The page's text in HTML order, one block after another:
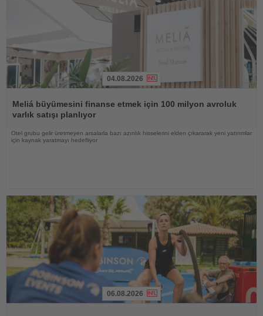
Oku
04.08.2026
Meliá büyümesini finanse etmek için 100 milyon avroluk
varlık satışı planlıyor
Otel grubu gelir üretmeyen arsalarla bazı azınlık hisselerini elden çıkararak yeni yatırımlar
için kaynak yaratmayı hedefliyor
06.08.2026